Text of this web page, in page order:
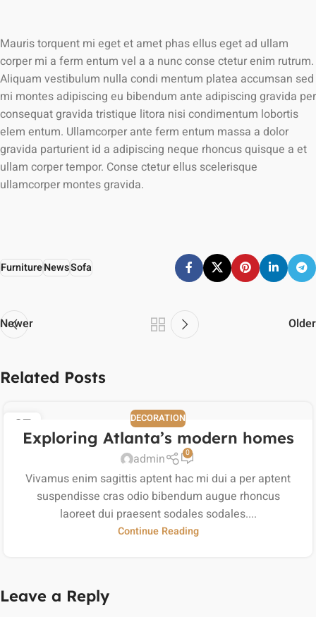
Mauris torquent mi eget et amet phas ellus eget ad ullam
corper mi a ferm entum vel a a nunc conse ctetur enim rutrum.
Aliquam vestibulum nulla condi mentum platea accumsan sed
mi montes adipiscing eu bibendum ante adipiscing gravida per
consequat gravida tristique litora nisi condimentum lobortis
elem entum. Ullamcorper ante ferm entum massa a dolor
gravida parturient id a adipiscing neque rhoncus quisque a et
ullam corper tempor. Conse ctetur ellus scelerisque
ullamcorper montes gravida.
FurnitureNewsSofa
Newer Older
Related Posts
27
AUG
DECORATION
Exploring Atlanta’s modern homes
admin 0
Vivamus enim sagittis aptent hac mi dui a per aptent
suspendisse cras odio bibendum augue rhoncus
laoreet dui praesent sodales sodales....
Continue Reading
Leave a Reply